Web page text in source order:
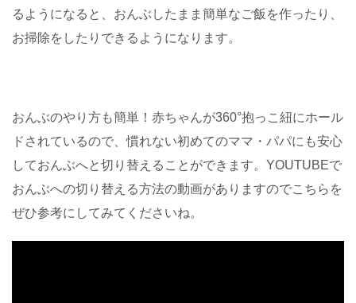
るようになると、おんぶしたまま簡単なご飯を作ったり、
お掃除をしたりできるようになります。
おんぶのやり方も簡単！赤ちゃんが360°抱っこ紐にホール
ドされているので、慣れない初めてのママ・パパにも安心
しておんぶへと切り替えることができます。YOUTUBEで
おんぶへの切り替える方法の動画がありますのでこちらを
ぜひ参考にしてみてくださいね。